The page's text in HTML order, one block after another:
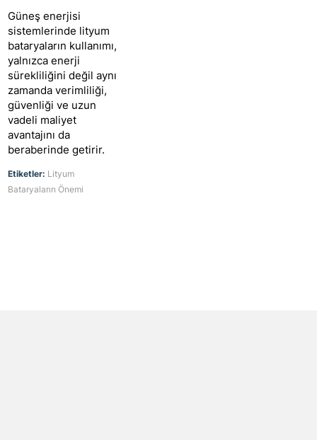
Güneş enerjisi
sistemlerinde lityum
bataryaların kullanımı,
yalnızca enerji
sürekliliğini değil aynı
zamanda verimliliği,
güvenliği ve uzun
vadeli maliyet
avantajını da
beraberinde getirir.
Etiketler: Lityum
Bataryaların Önemi